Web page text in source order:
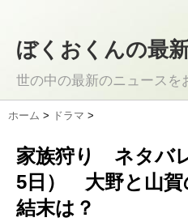
ぼくおくんの最
世の中の最新のニュースを
ホーム > ドラマ >
家族狩り ネタバ
5日） 大野と山賀
結末は？